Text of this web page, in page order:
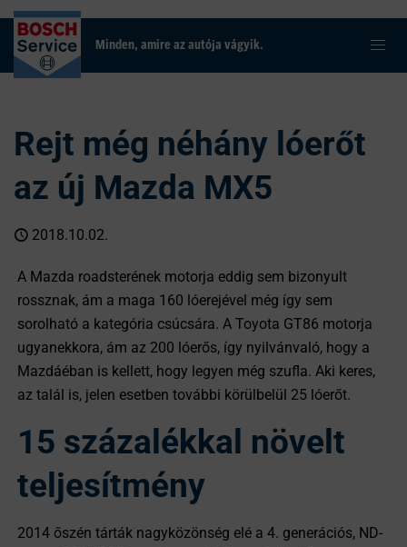
Minden, amire az autója vágyik.
Rejt még néhány lóerőt
az új Mazda MX5
2018.10.02.
A Mazda roadsterének motorja eddig sem bizonyult
rossznak, ám a maga 160 lóerejével még így sem
sorolható a kategória csúcsára. A Toyota GT86 motorja
ugyanekkora, ám az 200 lóerős, így nyilvánvaló, hogy a
Mazdáéban is kellett, hogy legyen még szufla. Aki keres,
az talál is, jelen esetben további körülbelül 25 lóerőt.
15 százalékkal növelt
teljesítmény
2014 őszén tárták nagyközönség elé a 4. generációs, ND-